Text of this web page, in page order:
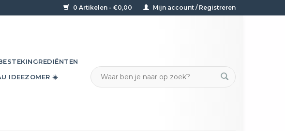
0 Artikelen - €0,00 Mijn account / Registreren
INGREDIËNTEN
IDEEZOMER ☀️